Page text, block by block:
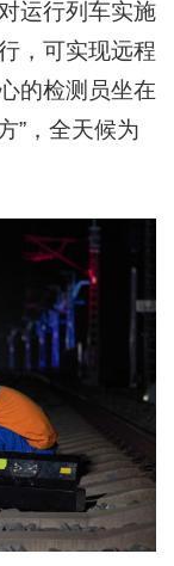
运行列车实施
，可实现远程
的检测员坐在
”，全天候为